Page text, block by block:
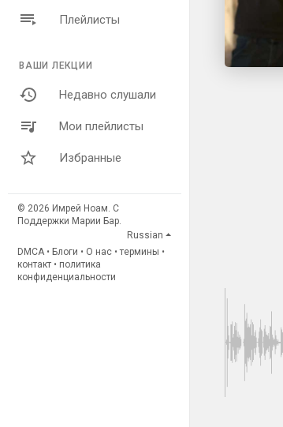
Плейлисты
ВАШИ ЛЕКЦИИ
Недавно слушали
Мои плейлисты
Избранные
© 2026 Имрей Ноам. С
Поддержки Марии Бар.
Russian
DMCA • Блоги • О нас •термины •
контакт • политика
конфиденциальности